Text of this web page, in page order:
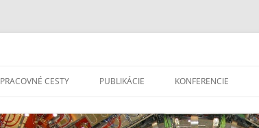
na
PRACOVNÉ CESTY PUBLIKÁCIE KONFERENCIE